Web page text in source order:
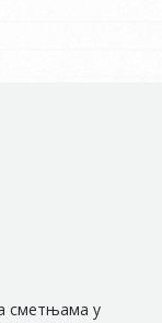
сметњама у